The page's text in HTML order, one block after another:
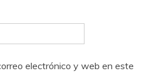
electrónico y web en este